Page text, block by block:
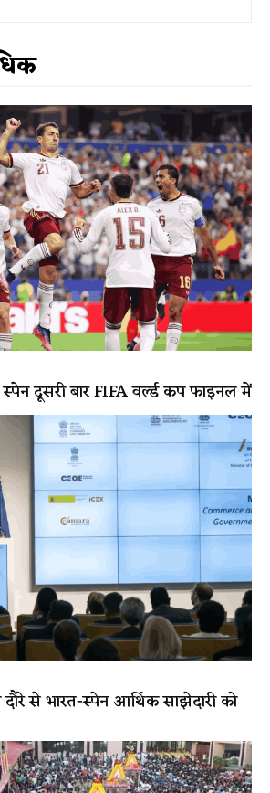
दूसरी बार FIFA वर्ल्ड कप फाइनल में
से भारत-स्पेन आर्थिक साझेदारी को